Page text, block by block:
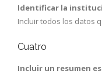
Identificar la
Incluir todos los datos
Cuatro
Incluir un resumen